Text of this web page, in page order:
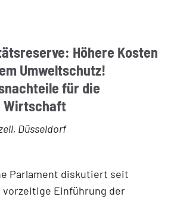
Höhere Kosten
Umweltschutz!
für die
Wirtschaft
Düsseldorf
Parlament diskutiert seit
Einführung der